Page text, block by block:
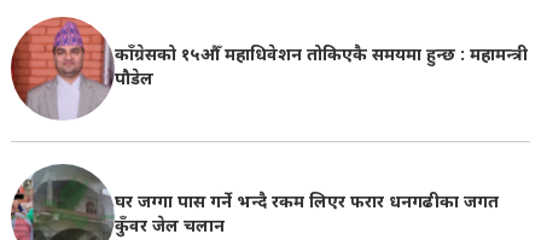
काँग्रेसको १५औँ महाधिवेशन तोकिएकै समयमा हुन्छ : महामन्त्री
पौडेल
घर जग्गा पास गर्ने भन्दै रकम लिएर फरार धनगढीका जगत
कुँवर जेल चलान